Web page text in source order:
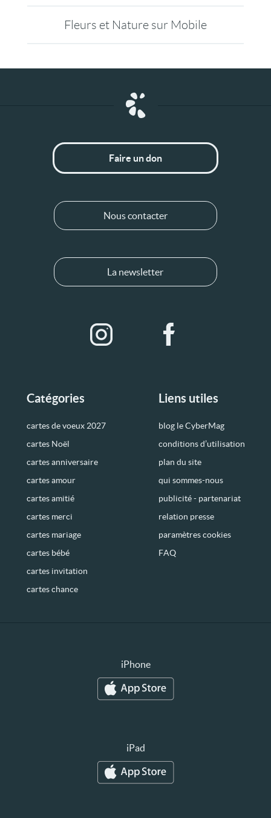
Fleurs et Nature sur Mobile
Catégories
cartes de voeux 2027
cartes Noël
cartes anniversaire
cartes amour
cartes amitié
cartes merci
cartes mariage
cartes bébé
cartes invitation
cartes chance
Liens utiles
blog le CyberMag
conditions d’utilisation
plan du site
qui sommes-nous
publicité - partenariat
relation presse
paramètres cookies
FAQ
Faire un don
Nous contacter
La newsletter
iPhone
iPad